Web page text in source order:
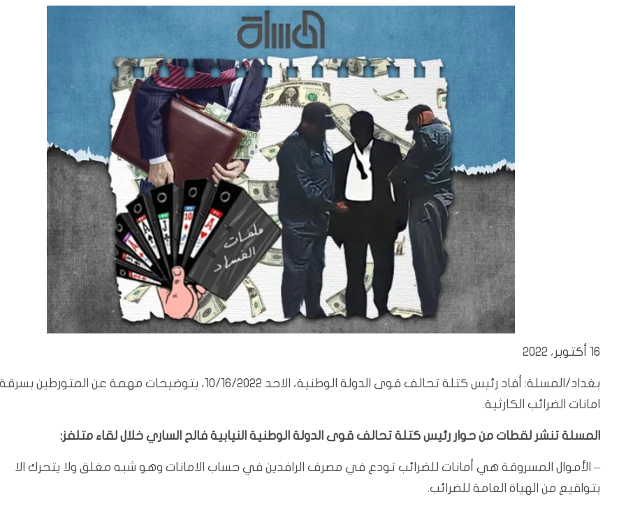
16 أكتوبر، 2022
بغداد/المسلة: أفاد رئيس كتلة تحالف قوى الدولة الوطنية، الاحد 10/16/2022، بتوضيحات مهمة عن المتورطين بسرقة
امانات الضرائب الكارثية.
المسلة تنشر لقطات من حوار رئيس كتلة تحالف قوى الدولة الوطنية النيابية فالح الساري خلال لقاء متلفز:
– الأموال المسروقة هي أمانات للضرائب تودع في مصرف الرافدين في حساب الامانات وهو شبه مغلق ولا يتحرك الا
بتواقيع من الهياة العامة للضرائب.